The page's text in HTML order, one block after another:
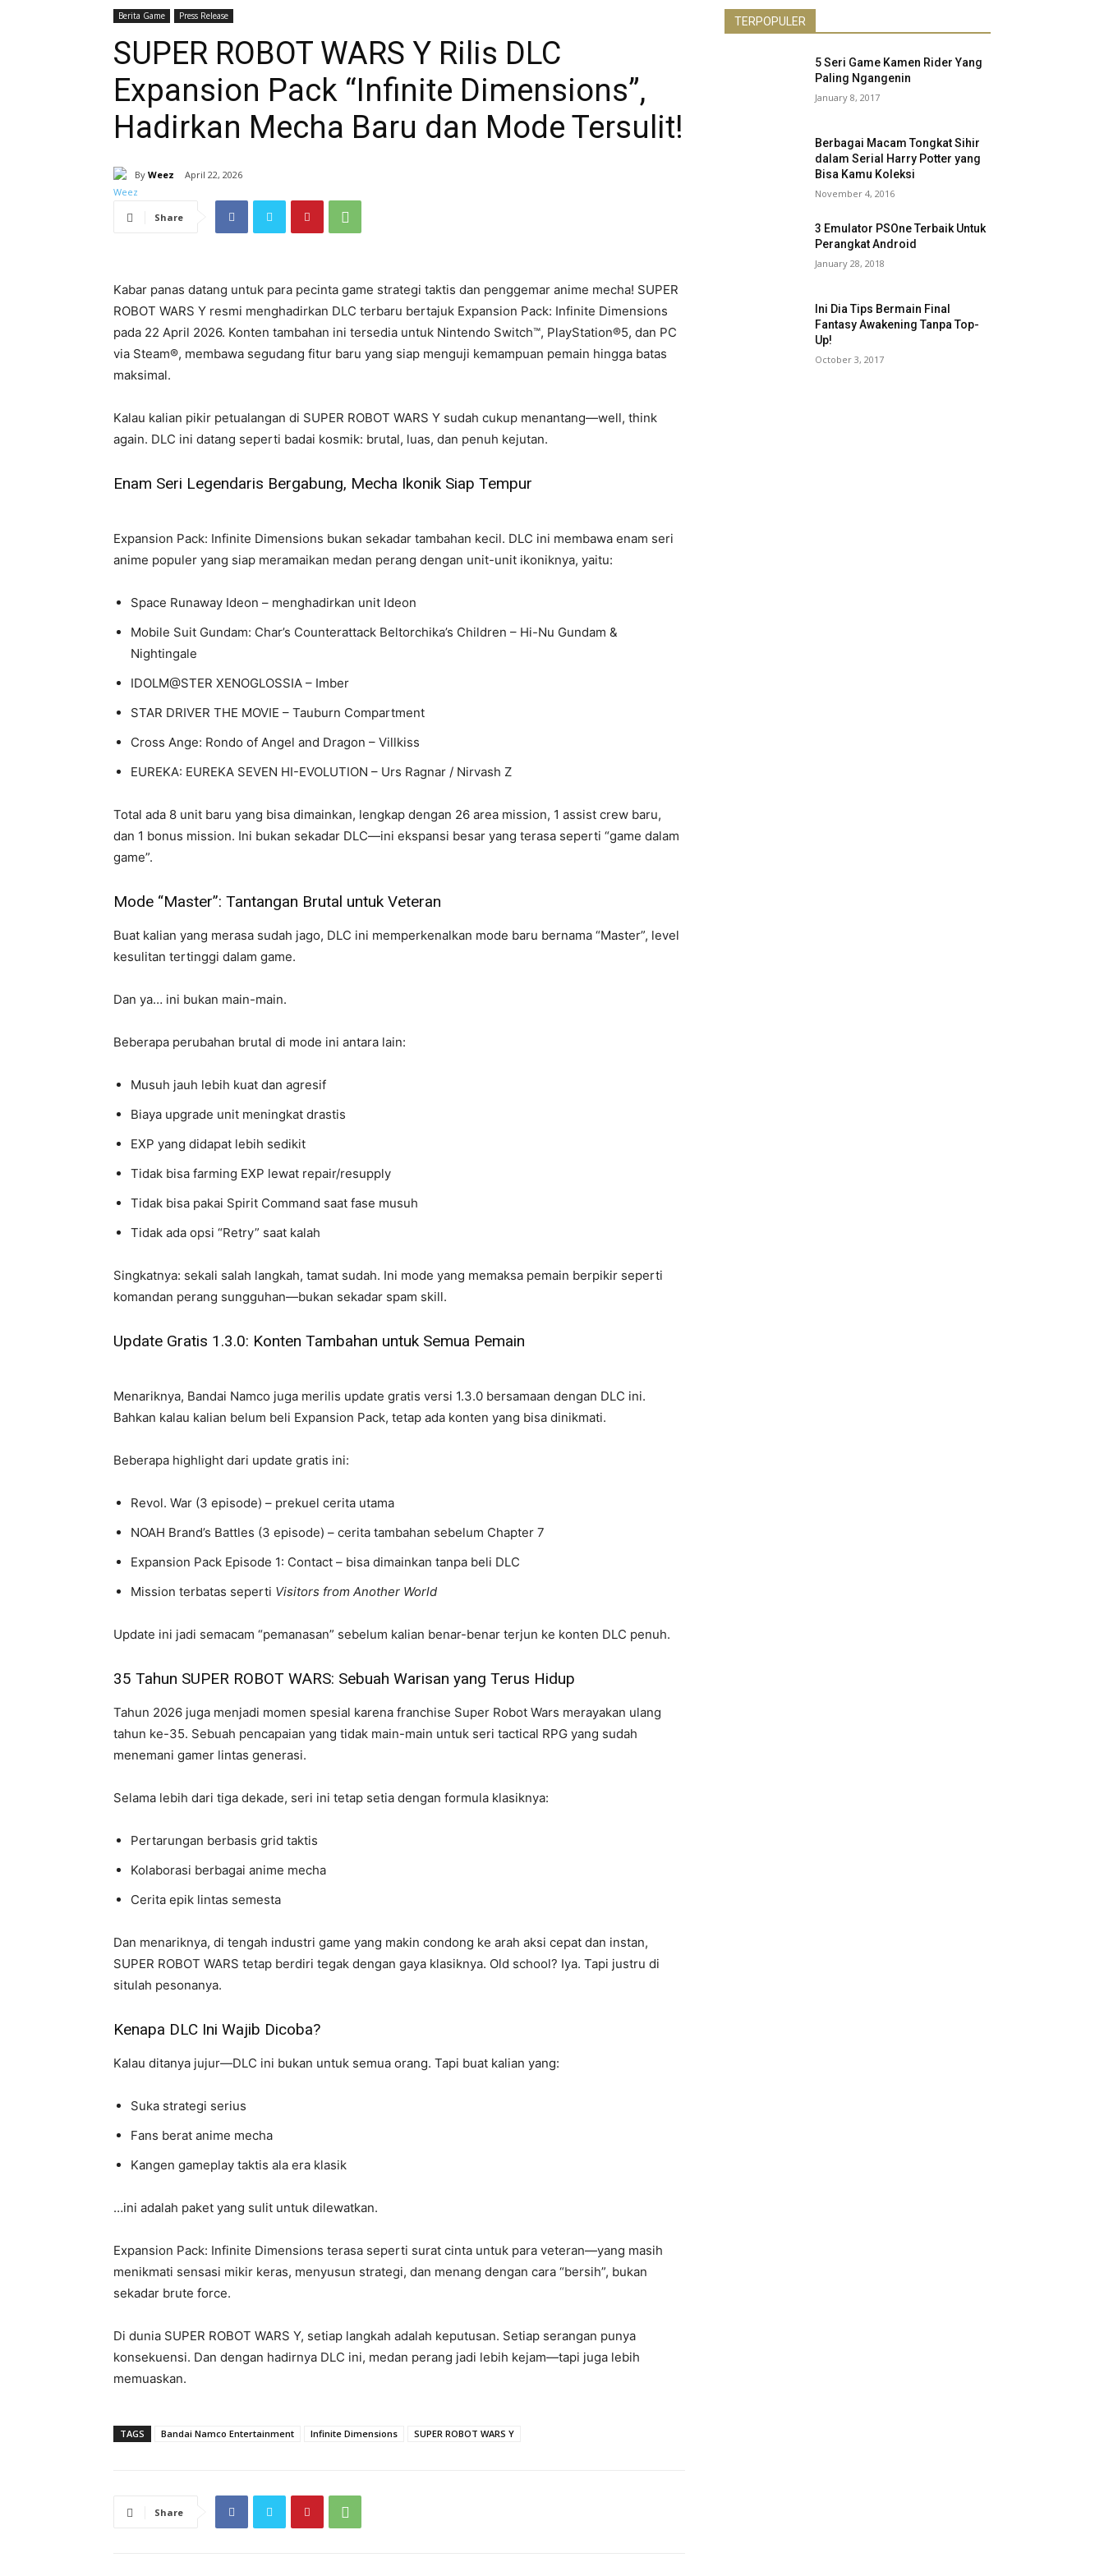
Berita Game Press Release
SUPER ROBOT WARS Y Rilis DLC
Expansion Pack “Infinite Dimensions”,
Hadirkan Mecha Baru dan Mode Tersulit!
By Weez April 22, 2026
Share
Kabar panas datang untuk para pecinta game strategi taktis dan penggemar anime mecha! SUPER
ROBOT WARS Y resmi menghadirkan DLC terbaru bertajuk Expansion Pack: Infinite Dimensions
pada 22 April 2026. Konten tambahan ini tersedia untuk Nintendo Switch™, PlayStation®5, dan PC
via Steam®, membawa segudang fitur baru yang siap menguji kemampuan pemain hingga batas
maksimal.
Kalau kalian pikir petualangan di SUPER ROBOT WARS Y sudah cukup menantang—well, think
again. DLC ini datang seperti badai kosmik: brutal, luas, dan penuh kejutan.
Enam Seri Legendaris Bergabung, Mecha Ikonik Siap Tempur
Expansion Pack: Infinite Dimensions bukan sekadar tambahan kecil. DLC ini membawa enam seri
anime populer yang siap meramaikan medan perang dengan unit-unit ikoniknya, yaitu:
Space Runaway Ideon – menghadirkan unit Ideon
Mobile Suit Gundam: Char’s Counterattack Beltorchika’s Children – Hi-Nu Gundam &
Nightingale
IDOLM@STER XENOGLOSSIA – Imber
STAR DRIVER THE MOVIE – Tauburn Compartment
Cross Ange: Rondo of Angel and Dragon – Villkiss
EUREKA: EUREKA SEVEN HI-EVOLUTION – Urs Ragnar / Nirvash Z
Total ada 8 unit baru yang bisa dimainkan, lengkap dengan 26 area mission, 1 assist crew baru,
dan 1 bonus mission. Ini bukan sekadar DLC—ini ekspansi besar yang terasa seperti “game dalam
game”.
Mode “Master”: Tantangan Brutal untuk Veteran
Buat kalian yang merasa sudah jago, DLC ini memperkenalkan mode baru bernama “Master”, level
kesulitan tertinggi dalam game.
Dan ya… ini bukan main-main.
Beberapa perubahan brutal di mode ini antara lain:
Musuh jauh lebih kuat dan agresif
Biaya upgrade unit meningkat drastis
EXP yang didapat lebih sedikit
Tidak bisa farming EXP lewat repair/resupply
Tidak bisa pakai Spirit Command saat fase musuh
Tidak ada opsi “Retry” saat kalah
Singkatnya: sekali salah langkah, tamat sudah. Ini mode yang memaksa pemain berpikir seperti
komandan perang sungguhan—bukan sekadar spam skill.
Update Gratis 1.3.0: Konten Tambahan untuk Semua Pemain
Menariknya, Bandai Namco juga merilis update gratis versi 1.3.0 bersamaan dengan DLC ini.
Bahkan kalau kalian belum beli Expansion Pack, tetap ada konten yang bisa dinikmati.
Beberapa highlight dari update gratis ini:
Revol. War (3 episode) – prekuel cerita utama
NOAH Brand’s Battles (3 episode) – cerita tambahan sebelum Chapter 7
Expansion Pack Episode 1: Contact – bisa dimainkan tanpa beli DLC
Mission terbatas seperti Visitors from Another World
Update ini jadi semacam “pemanasan” sebelum kalian benar-benar terjun ke konten DLC penuh.
35 Tahun SUPER ROBOT WARS: Sebuah Warisan yang Terus Hidup
Tahun 2026 juga menjadi momen spesial karena franchise Super Robot Wars merayakan ulang
tahun ke-35. Sebuah pencapaian yang tidak main-main untuk seri tactical RPG yang sudah
menemani gamer lintas generasi.
Selama lebih dari tiga dekade, seri ini tetap setia dengan formula klasiknya:
Pertarungan berbasis grid taktis
Kolaborasi berbagai anime mecha
Cerita epik lintas semesta
Dan menariknya, di tengah industri game yang makin condong ke arah aksi cepat dan instan,
SUPER ROBOT WARS tetap berdiri tegak dengan gaya klasiknya. Old school? Iya. Tapi justru di
situlah pesonanya.
Kenapa DLC Ini Wajib Dicoba?
Kalau ditanya jujur—DLC ini bukan untuk semua orang. Tapi buat kalian yang:
Suka strategi serius
Fans berat anime mecha
Kangen gameplay taktis ala era klasik
…ini adalah paket yang sulit untuk dilewatkan.
Expansion Pack: Infinite Dimensions terasa seperti surat cinta untuk para veteran—yang masih
menikmati sensasi mikir keras, menyusun strategi, dan menang dengan cara “bersih”, bukan
sekadar brute force.
Di dunia SUPER ROBOT WARS Y, setiap langkah adalah keputusan. Setiap serangan punya
konsekuensi. Dan dengan hadirnya DLC ini, medan perang jadi lebih kejam—tapi juga lebih
memuaskan.
TAGS Bandai Namco Entertainment Infinite Dimensions SUPER ROBOT WARS Y
Share
TERPOPULER
5 Seri Game Kamen Rider Yang
Paling Ngangenin
January 8, 2017
Berbagai Macam Tongkat Sihir
dalam Serial Harry Potter yang
Bisa Kamu Koleksi
November 4, 2016
3 Emulator PSOne Terbaik Untuk
Perangkat Android
January 28, 2018
Ini Dia Tips Bermain Final
Fantasy Awakening Tanpa Top-
Up!
October 3, 2017